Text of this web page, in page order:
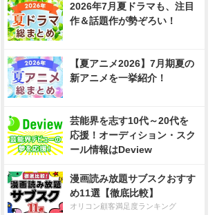
2026年7月夏ドラマも、注目
作＆話題作が勢ぞろい！
【夏アニメ2026】7月期夏の
新アニメを一挙紹介！
芸能界を志す10代～20代を
応援！オーディション・スク
ール情報はDeview
漫画読み放題サブスクおすす
め11選【徹底比較】
オリコン顧客満足度ランキング